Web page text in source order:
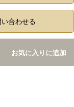
い合わせる
お気に入りに追加